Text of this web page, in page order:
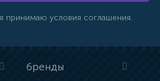
принимаю условия соглашения.
бренды